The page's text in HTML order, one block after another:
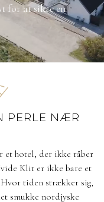
for at sikre en
PERLE NÆR
et hotel, der ikke råber
Klit er ikke bare et
tiden strækker sig,
smukke nordjyske